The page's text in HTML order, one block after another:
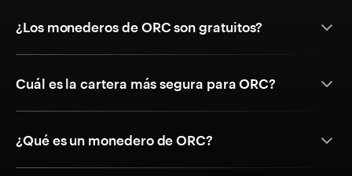
¿Los monederos de ORC son gratuitos?
Cuál es la cartera más segura para ORC?
¿Qué es un monedero de ORC?